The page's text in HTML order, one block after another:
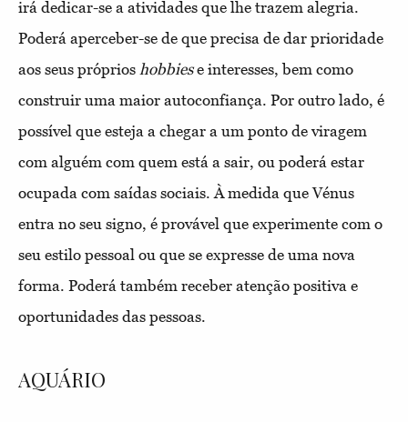
irá dedicar-se a atividades que lhe trazem alegria.
Poderá aperceber-se de que precisa de dar prioridade
aos seus próprios hobbiese interesses, bem como
construir uma maior autoconfiança. Por outro lado, é
possível que esteja a chegar a um ponto de viragem
com alguém com quem está a sair, ou poderá estar
ocupada com saídas sociais. À medida que Vénus
entra no seu signo, é provável que experimente com o
seu estilo pessoal ou que se expresse de uma nova
forma. Poderá também receber atenção positiva e
oportunidades das pessoas.
AQUÁRIO